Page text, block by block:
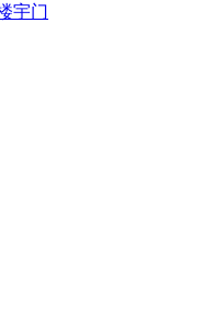
宇门